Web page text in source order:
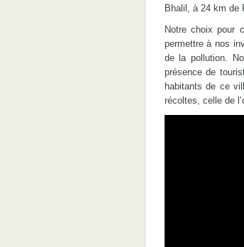
Bhalil, à 24 km de
Notre choix pour
permettre à nos
de la pollution.
présence de
habitants de ce
récoltes, celle de